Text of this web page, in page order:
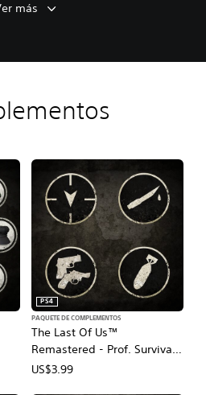
más
The Last Of Us™
Remastered - Prof. Survival
Skills Bundle
PS4
PAQUETE DE COMPLEMENTOS
US$3.99